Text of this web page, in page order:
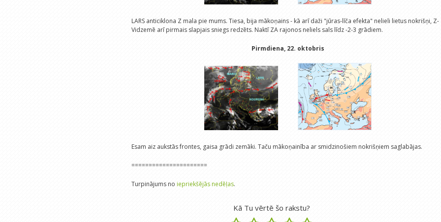
LARS anticiklona Z mala pie mums. Tiesa, bija mākoņains - kā arī daži "jūras-līča efekta" nelieli lietus nokrišņi, Z-
Vidzemē arī pirmais slapjais sniegs redzēts. Naktī ZA rajonos neliels sals līdz -2-3 grādiem.
Pirmdiena, 22. oktobris
Esam aiz aukstās frontes, gaisa grādi zemāki. Taču mākoņainība ar smidzinošiem nokrišņiem saglabājas.
======================
Turpinājums no iepriekšējās nedēļas.
Kā Tu vērtē šo rakstu?